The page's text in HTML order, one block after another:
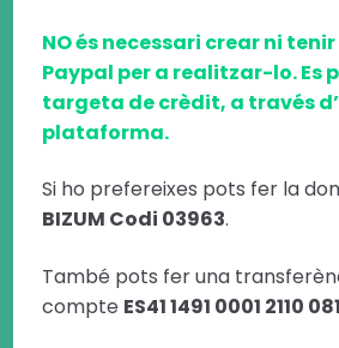
NO és necessari crear ni
Paypal per a realitzar-lo. Es
targeta de crèdit, a través
plataforma.
Si ho prefereixes pots fer la
BIZUM Codi 03963.
També pots fer una
compte ES41 1491 0001 2110